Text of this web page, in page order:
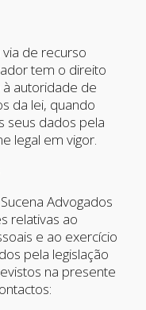
de recurso
tem o direito
autoridade de
da lei, quando
seus dados pela
legal em vigor.
Advogados
relativas ao
e ao exercício
pela legislação
na presente